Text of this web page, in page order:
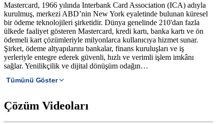
Mastercard, 1966 yılında Interbank Card Association (ICA) adıyla
kurulmuş, merkezi ABD’nin New York eyaletinde bulunan küresel
bir ödeme teknolojileri şirketidir. Dünya genelinde 210'dan fazla
ülkede faaliyet gösteren Mastercard, kredi kartı, banka kartı ve ön
ödemeli kart çözümleriyle milyonlarca kullanıcıya hizmet sunar.
Şirket, ödeme altyapılarını bankalar, finans kuruluşları ve iş
yerleriyle entegre ederek güvenli, hızlı ve verimli işlem imkânı
sağlar. Yenilikçilik ve dijital dönüşüm odağın…
Tümünü Göster
Çözüm Videoları